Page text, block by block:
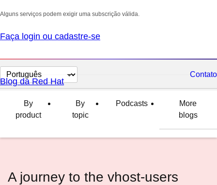
Alguns serviços podem exigir uma subscrição válida.
Faça login ou cadastre-se
Selecionar
idioma
Contato
Blog da Red Hat
By
product
By
topic
Podcasts
More
blogs
A journey to the vhost-users